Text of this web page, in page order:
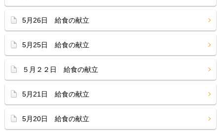
5月26日 給食の献立
5月25日 給食の献立
５月２２日 給食の献立
5月21日 給食の献立
5月20日 給食の献立